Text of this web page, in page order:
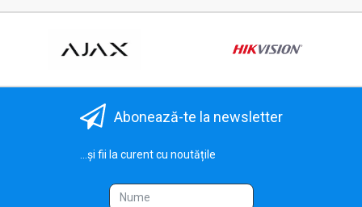
Abonează-te la newsletter
...și fii la curent cu noutățile